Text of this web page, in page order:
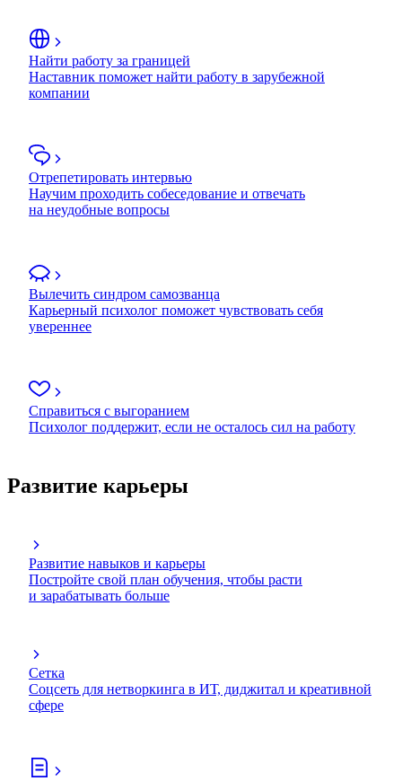
Найти работу за границей
Наставник поможет найти работу в зарубежной
компании
Отрепетировать интервью
Научим проходить собеседование и отвечать
на неудобные вопросы
Вылечить синдром самозванца
Карьерный психолог поможет чувствовать себя
увереннее
Справиться с выгоранием
Психолог поддержит, если не осталось сил на работу
Развитие карьеры
Развитие навыков и карьеры
Постройте свой план обучения, чтобы расти
и зарабатывать больше
Сетка
Соцсеть для нетворкинга в ИТ, диджитал и креативной
сфере